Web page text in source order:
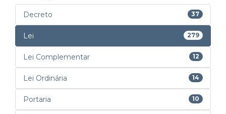
Decreto 37
Lei 279
Lei Complementar 12
Lei Ordinária 14
Portaria 10